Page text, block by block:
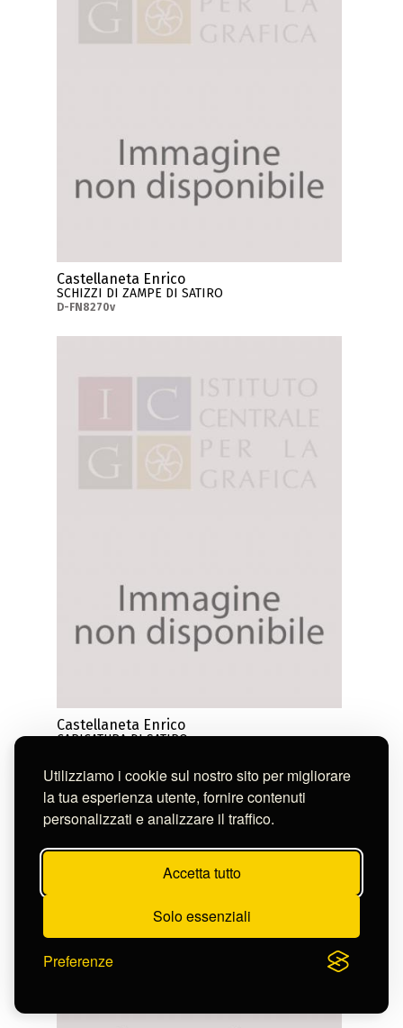
Utilizziamo i cookie sul nostro sito per migliorare
la tua esperienza utente, fornire contenuti
personalizzati e analizzare il traffico.
Accetta tutto
Solo essenziali
Preferenze
Castellaneta Enrico
SCHIZZI DI ZAMPE DI SATIRO
D-FN8270v
Castellaneta Enrico
CARICATURA DI SATIRO